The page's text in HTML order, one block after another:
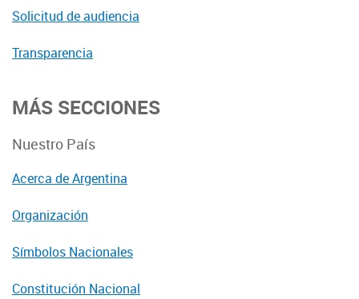
Solicitud de audiencia
Transparencia
MÁS SECCIONES
Nuestro País
Acerca de Argentina
Organización
Símbolos Nacionales
Constitución Nacional